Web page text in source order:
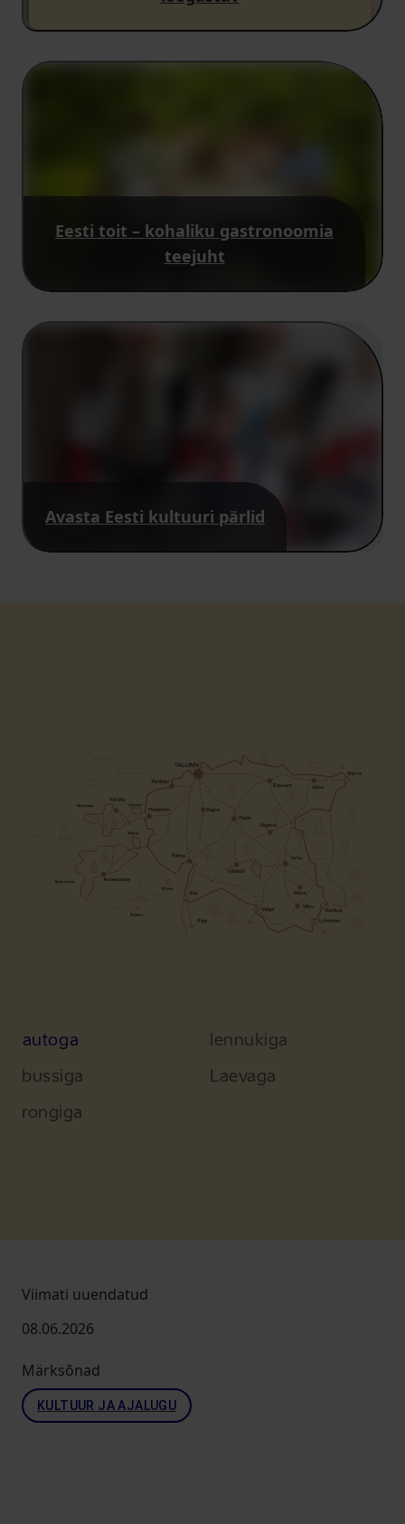
Eesti toit – kohaliku gastronoomia
teejuht
Avasta Eesti kultuuri pärlid
autoga
bussiga
rongiga
lennukiga
Laevaga
Viimati uuendatud
08.06.2026
Märksõnad
KULTUUR JA AJALUGU